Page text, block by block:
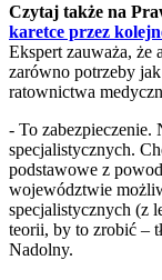
Czytaj także na
karetce przez
Ekspert zauważa, że
zarówno potrzeby
ratownictwa
- To zabezpieczenie.
specjalistycznych.
podstawowe z
województwie
specjalistycznych (z
teorii, by to zrobić –
Nadolny.